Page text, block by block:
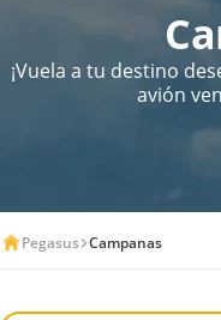
¡Vuela a tu destino
avión
Pegasus Campanas